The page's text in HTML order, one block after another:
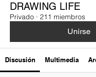
DRAWING LIFE
Privado · 211 miembros
Unirse
Discusión Multimedia